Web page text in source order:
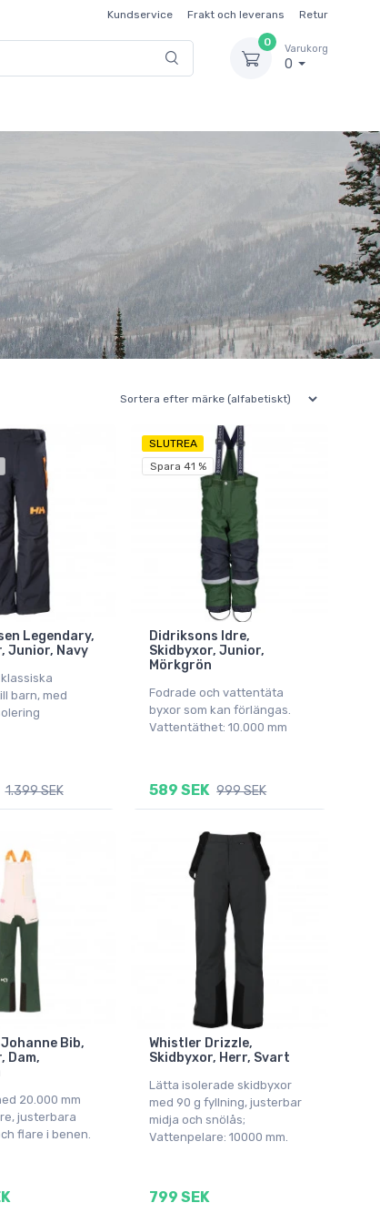
Kundservice Frakt och leverans Retur
0
Varukorg
0
Legendary,
Junior, Navy
barn, med
1.399 SEK
SLUTREA
Spara 41 %
Didriksons Idre,
Skidbyxor, Junior,
Mörkgrön
Fodrade och vattentäta
byxor som kan förlängas.
Vattentäthet: 10.000 mm
589 SEK 999 SEK
Bib,
Dam,
20.000 mm
justerbara
flare i benen.
Whistler Drizzle,
Skidbyxor, Herr, Svart
Lätta isolerade skidbyxor
med 90 g fyllning, justerbar
midja och snölås;
Vattenpelare: 10000 mm.
799 SEK